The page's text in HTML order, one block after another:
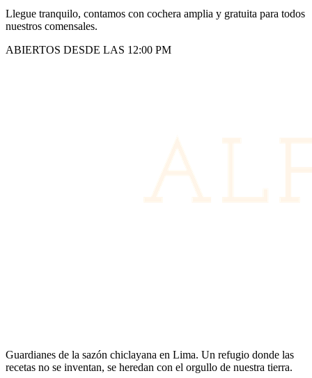
Llegue tranquilo, contamos con cochera amplia y gratuita para todos
nuestros comensales.
ABIERTOS DESDE LAS 12:00 PM
Guardianes de la sazón chiclayana en Lima. Un refugio donde las
recetas no se inventan, se heredan con el orgullo de nuestra tierra.